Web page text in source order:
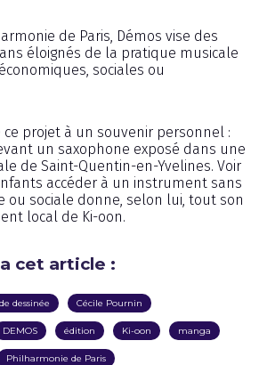
de Paris, Démos vise des
éloignés de la pratique musicale
sociales ou
ce projet à un souvenir personnel :
un saxophone exposé dans une
de Saint-Quentin-en-Yvelines. Voir
accéder à un instrument sans
ou sociale donne, selon lui, tout son
local de Ki-oon.
cet article :
dessinée Cécile Pournin
DEMOS édition Ki-oon manga
Philharmonie de Paris